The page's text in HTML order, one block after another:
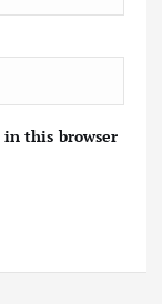
in this browser